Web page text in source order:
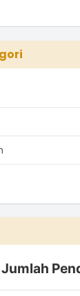
axis
Jumlah